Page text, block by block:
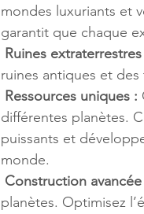
mondes luxuriants et
garantit que chaque
Ruines
ruines antiques et
Ressources uniques :
différentes planètes.
puissants et
monde.
Construction avancée
planètes. Optimisez